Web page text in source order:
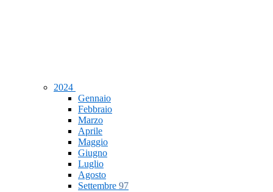
2024
Gennaio
Febbraio
Marzo
Aprile
Maggio
Giugno
Luglio
Agosto
Settembre 97